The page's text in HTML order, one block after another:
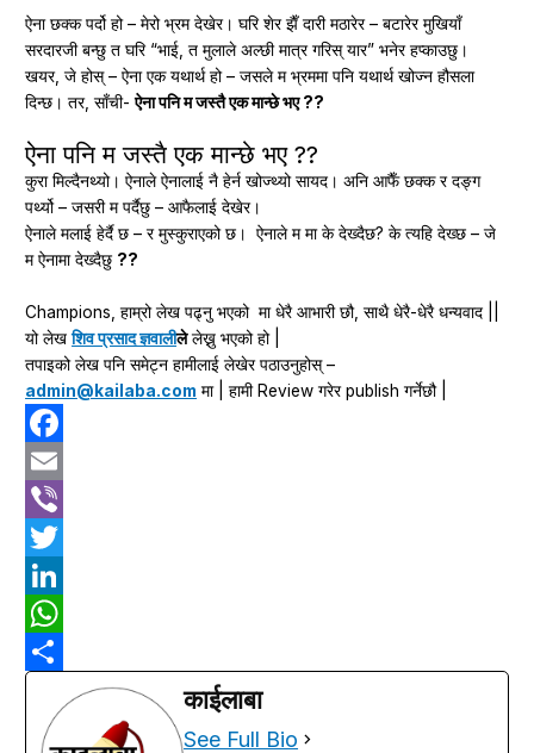
ऐना छक्क पर्दो हो – मेरो भ्रम देखेर। घरि शेर झैँ दारी मठारेर – बटारेर मुखियाँ
सरदारजी बन्छु त घरि “भाई, त मुलाले अल्छी मात्र गरिस् यार” भनेर हप्काउछु।
खयर, जे होस् – ऐना एक यथार्थ हो – जसले म भ्रममा पनि यथार्थ खोज्न हौसला
दिन्छ। तर, साँची-ऐना पनि म जस्तै एक मान्छे भए ??
ऐना पनि म जस्तै एक मान्छे भए ??
कुरा मिल्दैनथ्यो। ऐनाले ऐनालाई नै हेर्न खोज्थ्यो सायद। अनि आफैँ छक्क र दङ्ग
पर्थ्यो – जसरी म पर्दैछु – आफैलाई देखेर।
ऐनाले मलाई हेर्दै छ – र मुस्कुराएको छ। ऐनाले म मा के देख्दैछ? के त्यहि देख्छ – जे
म ऐनामा देख्दैछु ??
Champions, हाम्रो लेख पढ्नु भएको मा धेरै आभारी छौ, साथै धेरै-धेरै धन्यवाद ||
यो लेखशिव प्रसाद ज्ञवालीलेलेख्नु भएको हो |
तपाइको लेख पनि समेट्न हामीलाई लेखेर पठाउनुहोस् –
admin@kailaba.com मा | हामी Review गरेर publish गर्नेछौ |
Facebook
Email
Viber
Twitter
LinkedIn
WhatsApp
काईलाबा
See Full Bio